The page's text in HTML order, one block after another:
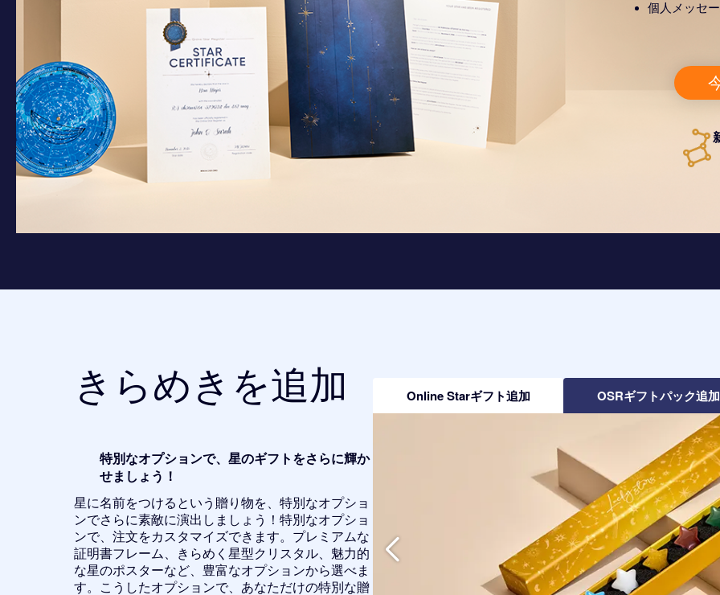
個人メッセ
きらめきを追加
特別なオプションで、星のギフトをさらに輝か
せましょう！
星に名前をつけるという贈り物を、特別なオプショ
ンでさらに素敵に演出しましょう！特別なオプショ
ンで、注文をカスタマイズできます。プレミアムな
証明書フレーム、きらめく星型クリスタル、魅力的
な星のポスターなど、豊富なオプションから選べま
す。こうしたオプションで、あなただけの特別な贈
Online Starギフト追加 OSRギフトパック追加